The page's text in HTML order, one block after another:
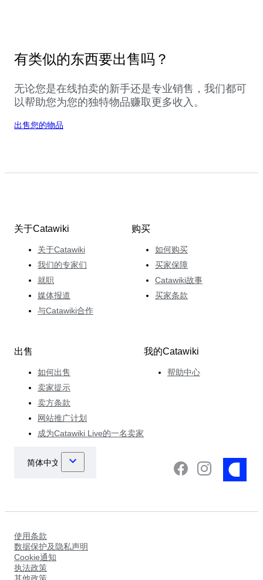
有类似的东西要出售吗？
无论您是在线拍卖的新手还是专业销售，我们都可
以帮助您为您的独特物品赚取更多收入。
出售您的物品
关于Catawiki
关于Catawiki
我们的专家们
就职
媒体报道
与Catawiki合作
购买
如何购买
买家保障
Catawiki故事
买家条款
出售
如何出售
卖家提示
卖方条款
网站推广计划
成为Catawiki Live的一名卖家
我的Catawiki
帮助中心
使用条款
数据保护及隐私声明
Cookie通知
执法政策